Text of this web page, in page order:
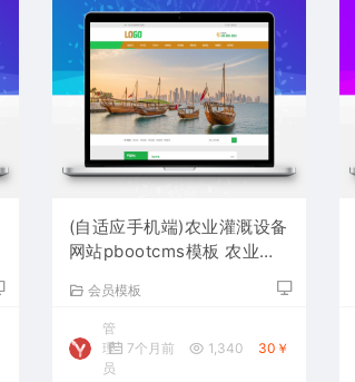
(自适应手机端)农业灌溉设备
网站pbootcms模板 农业机
会员模板
管
理
员
7个月前 1,340 30￥